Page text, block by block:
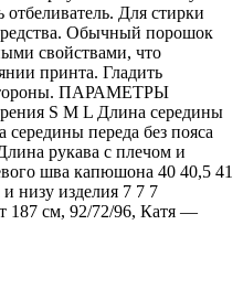
отбеливатель. Для стирки
Обычный порошок
свойствами, что
принта. Гладить
ПАРАМЕТРЫ
S M L Длина середины
переда без пояса
рукава с плечом и
шва капюшона 40 40,5 41
низу изделия 7 7 7
187 см, 92/72/96, Катя —